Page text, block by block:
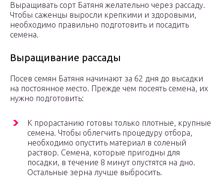
Выращивать сорт Батяня желательно через рассаду.
Чтобы саженцы выросли крепкими и здоровыми,
необходимо правильно подготовить и посадить
семена.
Выращивание рассады
Посев семян Батяня начинают за 62 дня до высадки
на постоянное место. Прежде чем посеять семена, их
нужно подготовить:
К прорастанию готовы только плотные, крупные
семена. Чтобы облегчить процедуру отбора,
необходимо опустить материал в соленый
раствор. Семена, которые пригодны для
посадки, в течение 8 минут опустятся на дно.
Остальные зерна лучше выбросить.